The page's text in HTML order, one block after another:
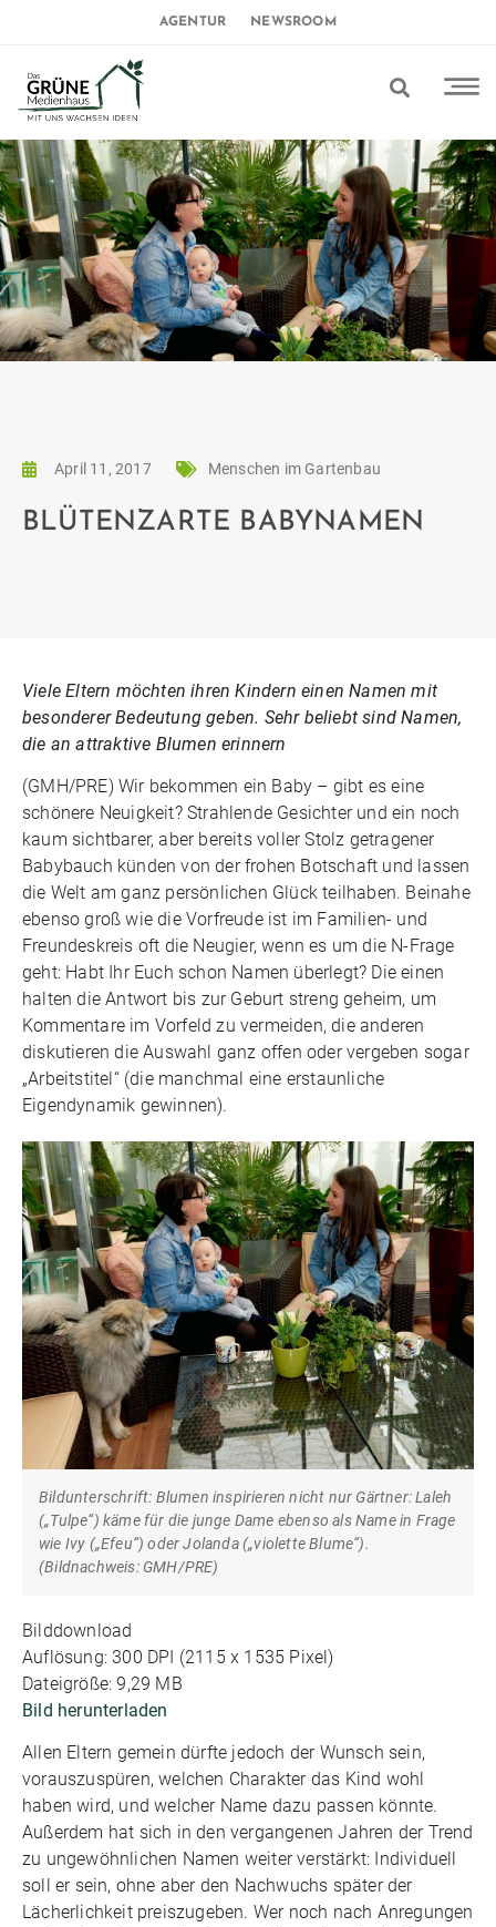
AGENTUR NEWSROOM
April 11, 2017 Menschen im Gartenbau
BLÜTENZARTE BABYNAMEN
Viele Eltern möchten ihren Kindern einen Namen mit
besonderer Bedeutung geben. Sehr beliebt sind Namen,
die an attraktive Blumen erinnern
(GMH/PRE) Wir bekommen ein Baby – gibt es eine
schönere Neuigkeit? Strahlende Gesichter und ein noch
kaum sichtbarer, aber bereits voller Stolz getragener
Babybauch künden von der frohen Botschaft und lassen
die Welt am ganz persönlichen Glück teilhaben. Beinahe
ebenso groß wie die Vorfreude ist im Familien- und
Freundeskreis oft die Neugier, wenn es um die N-Frage
geht: Habt Ihr Euch schon Namen überlegt? Die einen
halten die Antwort bis zur Geburt streng geheim, um
Kommentare im Vorfeld zu vermeiden, die anderen
diskutieren die Auswahl ganz offen oder vergeben sogar
„Arbeitstitel“ (die manchmal eine erstaunliche
Eigendynamik gewinnen).
Bildunterschrift: Blumen inspirieren nicht nur Gärtner: Laleh
(„Tulpe“) käme für die junge Dame ebenso als Name in Frage
wie Ivy („Efeu“) oder Jolanda („violette Blume“).
(Bildnachweis: GMH/PRE)
Bilddownload
Auflösung: 300 DPI (2115 x 1535 Pixel)
Dateigröße: 9,29 MB
Bild herunterladen
Allen Eltern gemein dürfte jedoch der Wunsch sein,
vorauszuspüren, welchen Charakter das Kind wohl
haben wird, und welcher Name dazu passen könnte.
Außerdem hat sich in den vergangenen Jahren der Trend
zu ungewöhnlichen Namen weiter verstärkt: Individuell
soll er sein, ohne aber den Nachwuchs später der
Lächerlichkeit preiszugeben. Wer noch nach Anregungen